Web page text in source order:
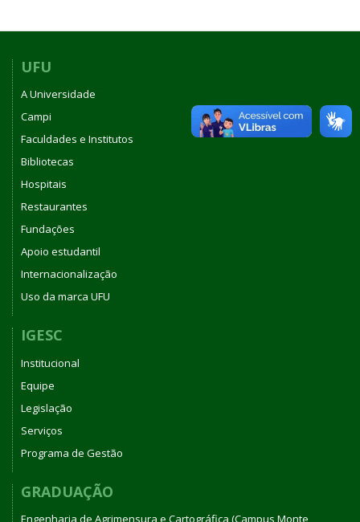
UFU
A Universidade
Campi
Faculdades e Institutos
Bibliotecas
Hospitais
Restaurantes
Fundações
Apoio estudantil
Internacionalização
Uso da marca UFU
IGESC
Institucional
Equipe
Legislação
Serviços
Programa de Gestão
GRADUAÇÃO
Engenharia de Agrimensura e Cartográfica (Campus Monte